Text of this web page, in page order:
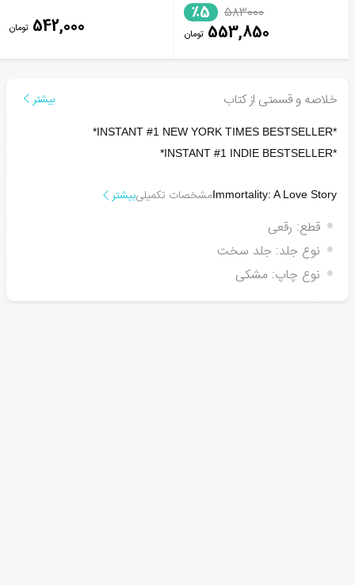
583000
٪5
553,850 تومان 542,000 تومان
خلاصه و قسمتی از کتاب بیشتر
*INSTANT #1 NEW YORK TIMES BESTSELLER*
*INSTANT #1 INDIE BESTSELLER*
Immortality: A Love Storyمشخصات تکمیلیبیشتر
قطع: رقعی
نوع جلد: جلد سخت
نوع چاپ: مشکی